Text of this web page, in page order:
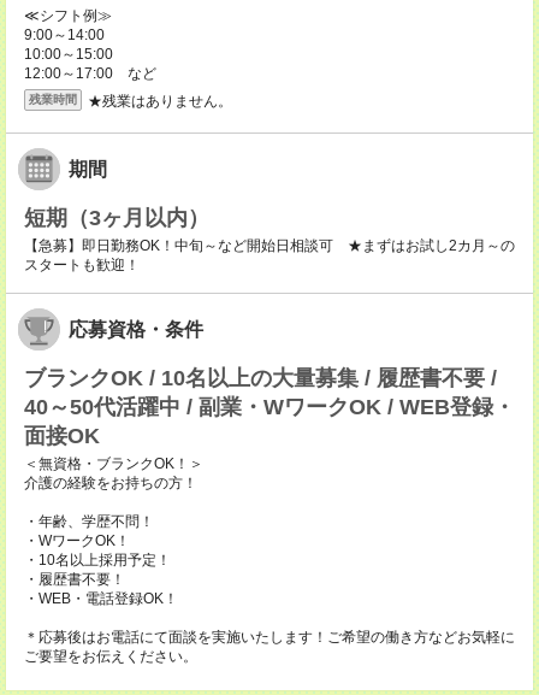
≪シフト例≫
9:00～14:00
10:00～15:00
12:00～17:00 など
残業時間 ★残業はありません。
期間
短期（3ヶ月以内）
【急募】即日勤務OK！中旬～など開始日相談可 ★まずはお試し2カ月～の
スタートも歓迎！
応募資格・条件
ブランクOK / 10名以上の大量募集 / 履歴書不要 /
40～50代活躍中 / 副業・WワークOK / WEB登録・
面接OK
＜無資格・ブランクOK！＞
介護の経験をお持ちの方！
・年齢、学歴不問！
・WワークOK！
・10名以上採用予定！
・履歴書不要！
・WEB・電話登録OK！
＊応募後はお電話にて面談を実施いたします！ご希望の働き方などお気軽に
ご要望をお伝えください。